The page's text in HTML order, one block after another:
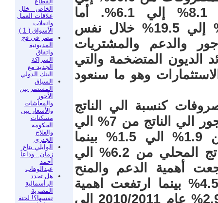
الخاص - خلل
علاقات العمل
وانفلات
الأسواق ( 1 )
مصر في فخ
المديونية
واتفاق
الشراكة
الجديد مع
البنك الدولي
السباق
المستمر بين
الأجور
والمعاشات
والأسعار بين
مسكنات
الحكومة
والعلاج
الجَذري
الوايلي بتاع
زمان.. وداعاً
أحمد
عبدالوهاب
هل تجدد
الرأسمالية
المصرية
نفسها؟! لجنة
17.5% والمصروفات الأخري من 8.1% إلي 6.1%. أما
الاستثمارات فقد أرتفعت من 9.9% إلي 19.5% خلال نفس
والدعم والمشتريات
الديون المتضخمة والتي
وهو ما سنعود
كنسبة الي الناتج
المحلي الإجمالي فتراجعت اهمية الأجور الي الناتج من 7% الي
5.1%، وشراء السلع والخدمات من 1.9% الي 1.5% بينما
أرتفعت أهمية فوائد الديون إلي الناتج المحلي من 6.2% الي
أهمية الدعم والمنح
والمزايا الاجتماعية من 8.9% الي 4.5% بينما ارتفعت اهمية
الاستثمارات الي الناتج المحلي من 2.9% عام 2010/2011 إلي